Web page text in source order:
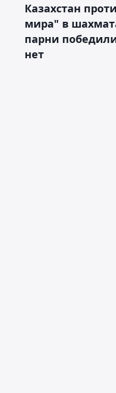
Казахстан
мира" в
парни
нет